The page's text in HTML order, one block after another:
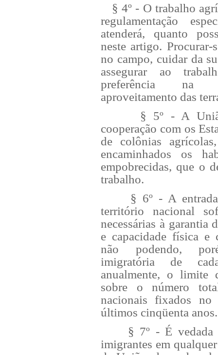
§ 4º - O trabalho
regulamentação
atenderá, quanto
neste artigo.
no campo, cuidar da
assegurar ao
preferência na
aproveitamento das
§ 5º - A União
cooperação com os
de colônias
encaminhados os
empobrecidas, que o
trabalho.
§ 6º - A entrada
território nacional
necessárias à garantia
e capacidade física
não podendo,
imigratória de
anualmente, o limite
sobre o número
nacionais fixados
últimos cinqüenta anos.
§ 7º - É vedada a
imigrantes em